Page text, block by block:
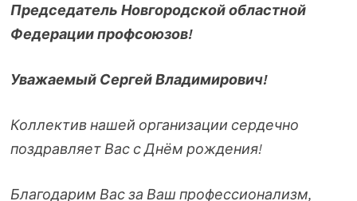
Председатель Новгородской областной
Федерации профсоюзов!
Уважаемый Сергей Владимирович!
Коллектив нашей организации сердечно
поздравляет Вас с Днём рождения!
Благодарим Вас за Ваш профессионализм,